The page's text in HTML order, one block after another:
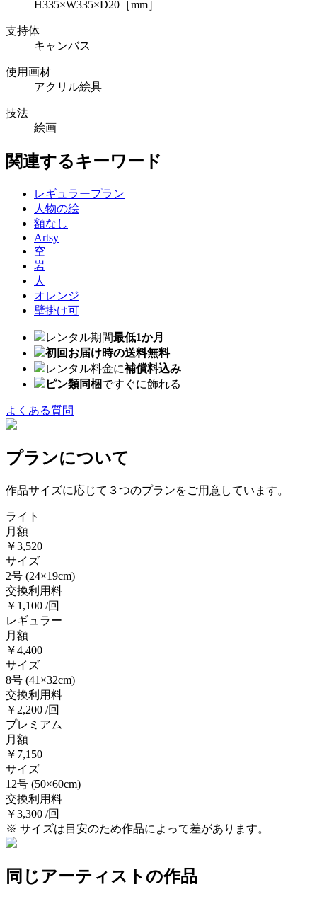
H335×W335×D20［mm］
支持体
キャンバス
使用画材
アクリル絵具
技法
絵画
関連するキーワード
レギュラープラン
人物の絵
額なし
Artsy
空
岩
人
オレンジ
壁掛け可
レンタル期間最低1か月
初回お届け時の送料無料
レンタル料金に補償料込み
ピン類同梱ですぐに飾れる
よくある質問
プランについて
作品サイズに応じて３つのプランをご用意しています。
ライト
月額
￥3,520
サイズ
2号 (24×19cm)
交換利用料
￥1,100 /回
レギュラー
月額
￥4,400
サイズ
8号 (41×32cm)
交換利用料
￥2,200 /回
プレミアム
月額
￥7,150
サイズ
12号 (50×60cm)
交換利用料
￥3,300 /回
※ サイズは目安のため作品によって差があります。
同じアーティストの作品